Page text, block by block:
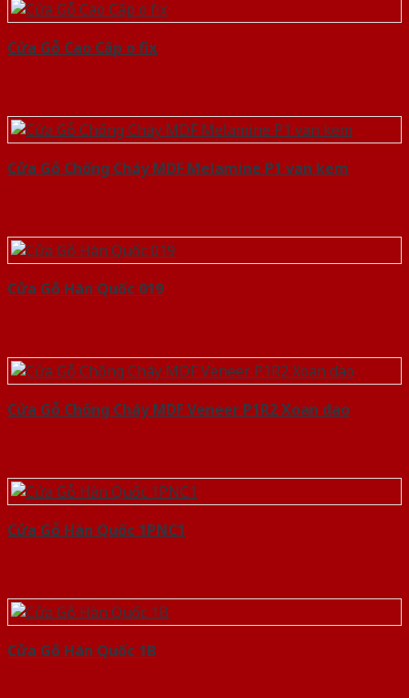
Cửa Gỗ Cao Cấp o fix
Cửa Gỗ Chống Cháy MDF Melamine P1 van kem
Cửa Gỗ Hàn Quốc 019
Cửa Gỗ Chống Cháy MDF Veneer P1R2 Xoan dao
Cửa Gỗ Hàn Quốc 1PNC1
Cửa Gỗ Hàn Quốc 1B